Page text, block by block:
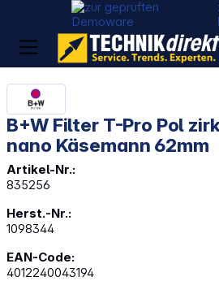
B+W Filter T-Pro Pol
nano Käsemann 62mm
Artikel-Nr.:
835256
Herst.-Nr.:
1098344
EAN-Code:
4012240043194